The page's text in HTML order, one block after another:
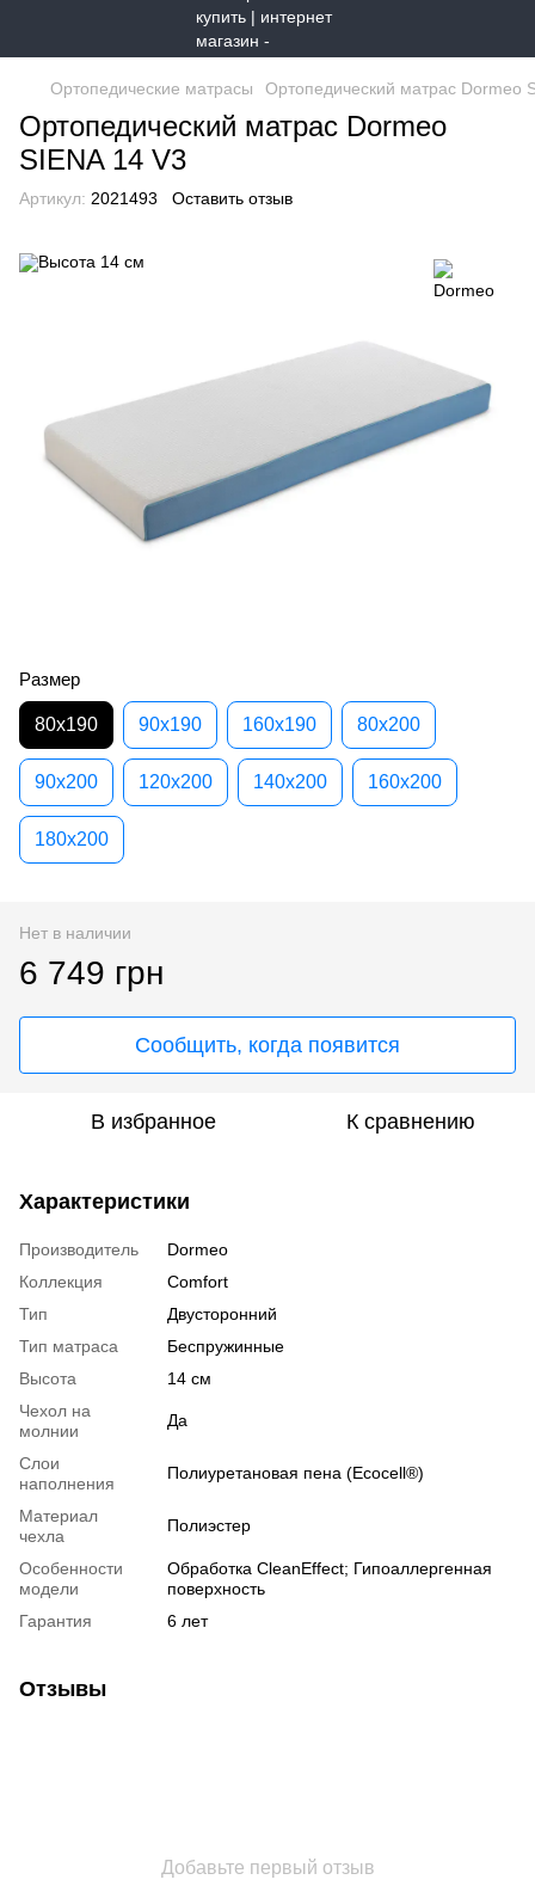
Ортопедические матрасы Ортопедический матрас Dormeo
Ортопедический матрас Dormeo
SIENA 14 V3
Артикул: 2021493 Оставить отзыв
Размер
80х190 90х190 160х190 80х200
90х200 120х200 140х200 160х200
180х200
Нет в наличии
6 749 грн
Сообщить, когда появится
В избранное К сравнению
Характеристики
Производитель
Dormeo
Коллекция
Comfort
Тип
Двусторонний
Тип матраса
Беспружинные
Высота
14 см
Чехол на
молнии
Да
Слои
наполнения
Полиуретановая пена (Ecocell®)
Материал
чехла
Полиэстер
Особенности
модели
Обработка CleanEffect; Гипоаллергенная
поверхность
Гарантия
6 лет
Отзывы
Добавьте первый отзыв